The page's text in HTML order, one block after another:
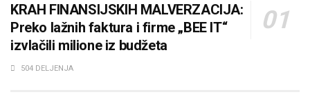
KRAH FINANSIJSKIH MALVERZACIJA:
Preko lažnih faktura i firme „BEE IT“
izvlačili milione iz budžeta
504 DELJENJA